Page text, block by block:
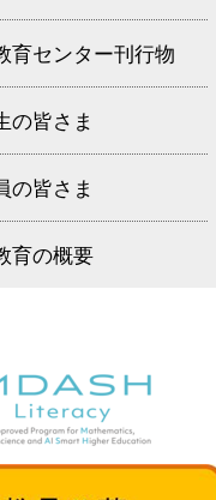
育センター刊行物
の皆さま
の皆さま
育の概要